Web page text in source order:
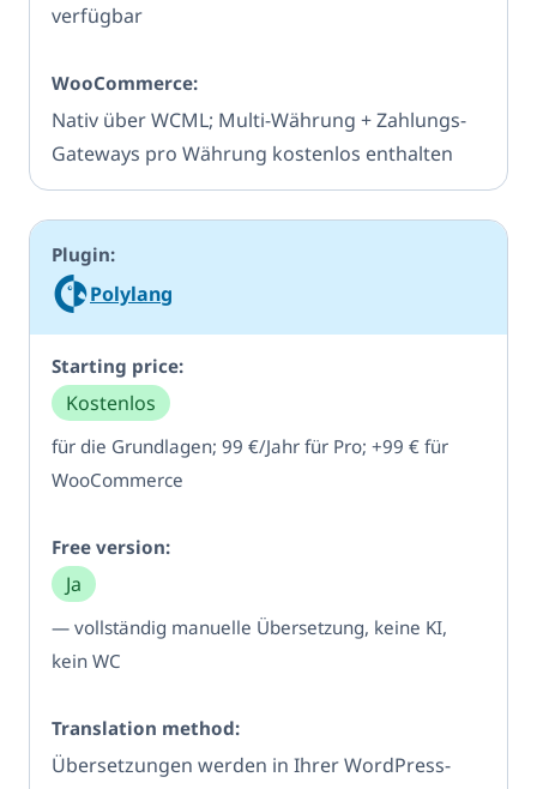
verfügbar
Nativ über WCML; Multi-Währung + Zahlungs-
Gateways pro Währung kostenlos enthalten
Polylang
Kostenlos
für die Grundlagen; 99 €/Jahr für Pro; +99 € für
WooCommerce
Ja
— vollständig manuelle Übersetzung, keine KI,
kein WC
Übersetzungen werden in Ihrer WordPress-